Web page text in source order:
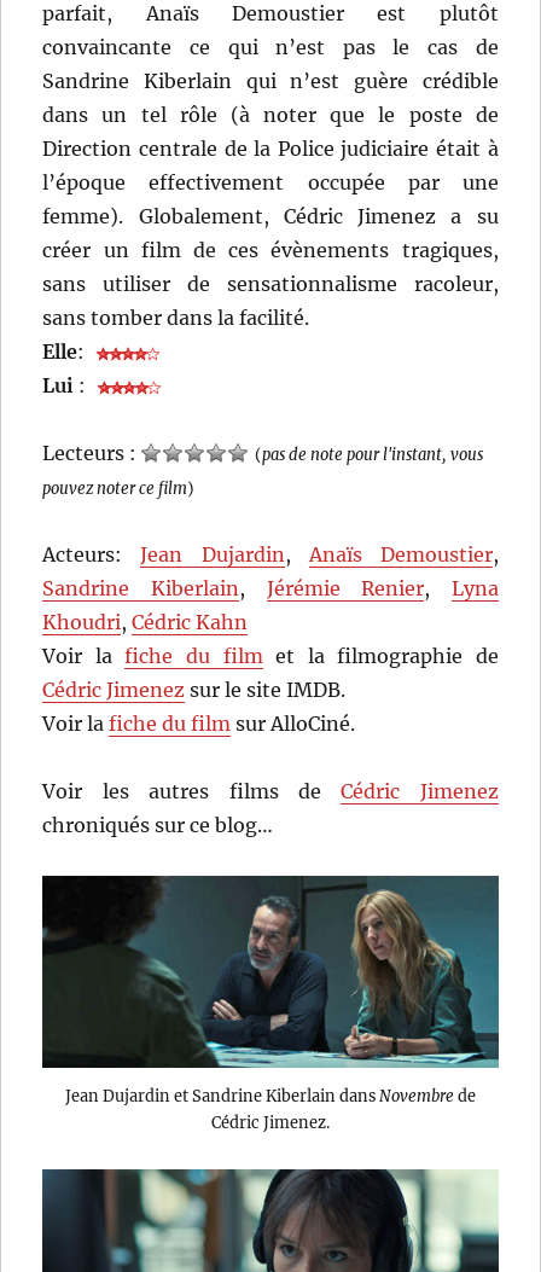
parfait, Anaïs Demoustier est plutôt
convaincante ce qui n’est pas le cas de
Sandrine Kiberlain qui n’est guère crédible
dans un tel rôle (à noter que le poste de
Direction centrale de la Police judiciaire était à
l’époque effectivement occupée par une
femme). Globalement, Cédric Jimenez a su
créer un film de ces évènements tragiques,
sans utiliser de sensationnalisme racoleur,
sans tomber dans la facilité.
Elle:
Lui :
Lecteurs : (pas de note pour l'instant, vous
pouvez noter ce film)
Acteurs:Jean Dujardin,Anaïs Demoustier,
Sandrine Kiberlain, Jérémie Renier, Lyna
Khoudri,Cédric Kahn
Voir lafiche du filmet la filmographie de
Cédric Jimenez sur le site IMDB.
Voir lafiche du film sur AlloCiné.
Voir les autres films deCédric Jimenez
chroniqués sur ce blog…
Jean Dujardin et Sandrine Kiberlain dans Novembrede
Cédric Jimenez.